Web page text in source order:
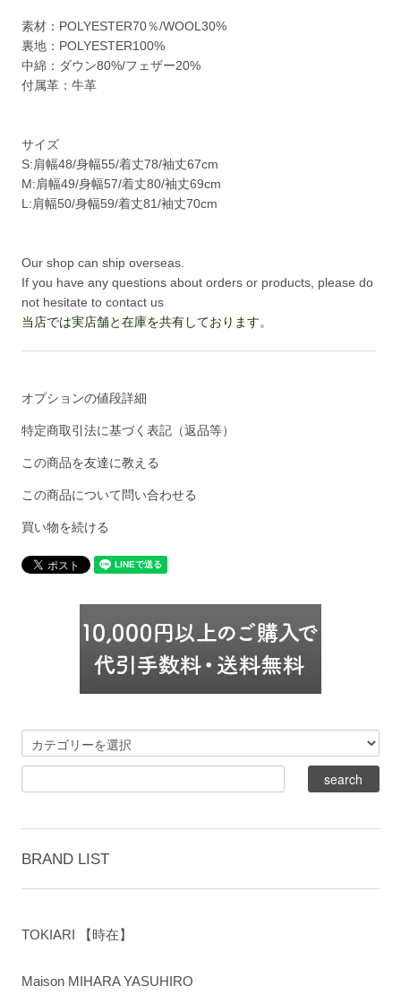
素材：POLYESTER70％/WOOL30%
裏地：POLYESTER100%
中綿：ダウン80%/フェザー20%
付属革：牛革
サイズ
S:肩幅48/身幅55/着丈78/袖丈67cm
M:肩幅49/身幅57/着丈80/袖丈69cm
L:肩幅50/身幅59/着丈81/袖丈70cm
Our shop can ship overseas.
If you have any questions about orders or products, please do
not hesitate to contact us
当店では実店舗と在庫を共有しております。
オプションの値段詳細
特定商取引法に基づく表記（返品等）
この商品を友達に教える
この商品について問い合わせる
買い物を続ける
BRAND LIST
TOKIARI 【時在】
Maison MIHARA YASUHIRO